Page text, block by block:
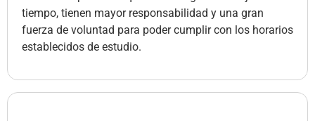
tiempo, tienen mayor responsabilidad y una gran
fuerza de voluntad para poder cumplir con los horarios
establecidos de estudio.